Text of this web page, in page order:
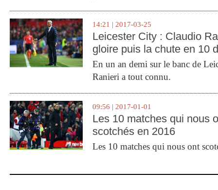
14:21 | 2017-03-25
Leicester City : Claudio
gloire puis la chute en 10
En un an demi sur le banc de
Ranieri a tout connu.
09:56 | 2017-01-01
Les 10 matches qui nous
scotchés en 2016
Les 10 matches qui nous ont